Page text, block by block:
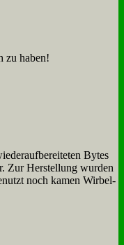
zu haben!
Bytes
Zur Herstellung wurden
noch kamen Wir­bel­